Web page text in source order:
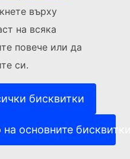
върху
на всяка
повече или да
си.
бисквитки
основните
(Външна връзка)
(Външна връзка)